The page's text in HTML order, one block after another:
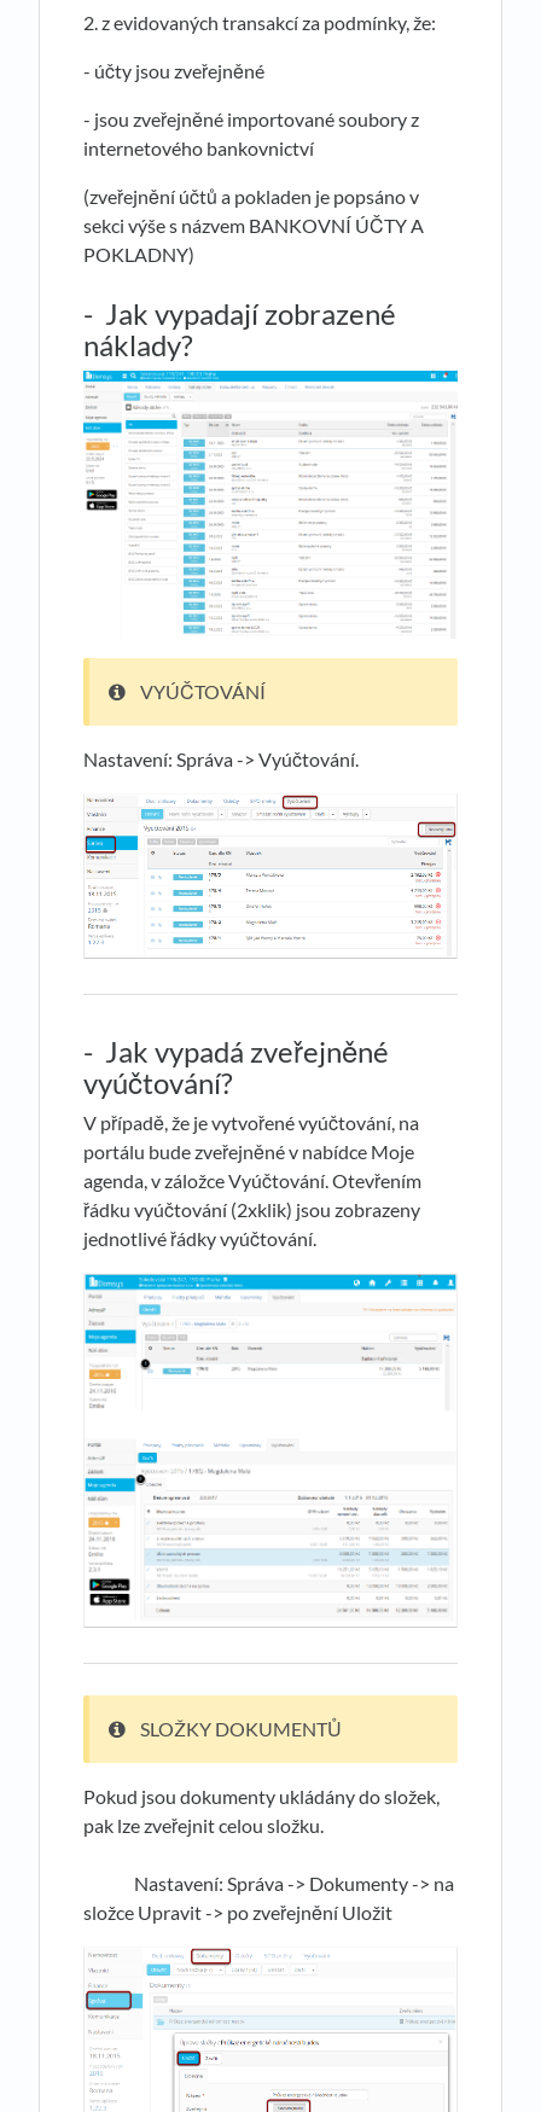
2. z evidovaných transakcí za podmínky, že:
- účty jsou zveřejněné
- jsou zveřejněné importované soubory z
internetového bankovnictví
(zveřejnění účtů a pokladen je popsáno v
sekci výše s názvem BANKOVNÍ ÚČTY A
POKLADNY)
- Jak vypadají zobrazené
náklady?
VYÚČTOVÁNÍ
Nastavení: Správa -> Vyúčtování.
- Jak vypadá zveřejněné
vyúčtování?
V případě, že je vytvořené vyúčtování, na
portálu bude zveřejněné v nabídce Moje
agenda, v záložce Vyúčtování. Otevřením
řádku vyúčtování (2xklik) jsou zobrazeny
jednotlivé řádky vyúčtování.
SLOŽKY DOKUMENTŮ
Pokud jsou dokumenty ukládány do složek,
pak lze zveřejnit celou složku.
Nastavení: Správa -> Dokumenty -> na
složce Upravit -> po zveřejnění Uložit